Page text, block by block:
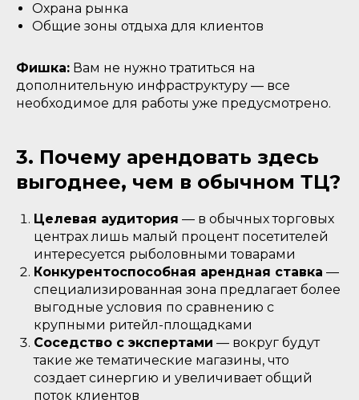
Охрана рынка
Общие зоны отдыха для клиентов
Фишка: Вам не нужно тратиться на
дополнительную инфраструктуру — все
необходимое для работы уже предусмотрено.
3. Почему арендовать здесь
выгоднее, чем в обычном ТЦ?
Целевая аудитория — в обычных торговых
центрах лишь малый процент посетителей
интересуется рыболовными товарами
Конкурентоспособная арендная ставка —
специализированная зона предлагает более
выгодные условия по сравнению с
крупными ритейл-площадками
Соседство с экспертами — вокруг будут
такие же тематические магазины, что
создает синергию и увеличивает общий
поток клиентов